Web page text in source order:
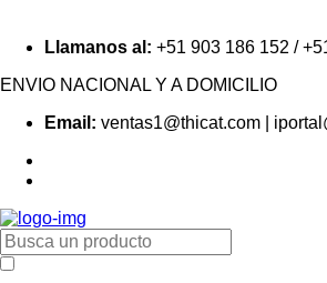
Llamanos al: +51 903 186 152 /
ENVIO NACIONAL Y A DOMICILIO
Email: ventas1@thicat.com |